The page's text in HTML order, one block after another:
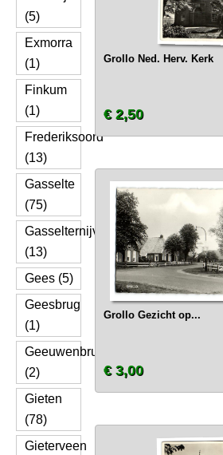
(5)
Exmorra
(1)
Finkum
(1)
Frederiksoord
(13)
Gasselte
(75)
Gasselternijveen
(13)
Gees (5)
Geesbrug
(1)
Geeuwenbrug
(2)
Gieten
(78)
Gieterveen
Grollo Ned. Herv. Kerk
€ 2,50
Grollo Gezicht op...
€ 3,00